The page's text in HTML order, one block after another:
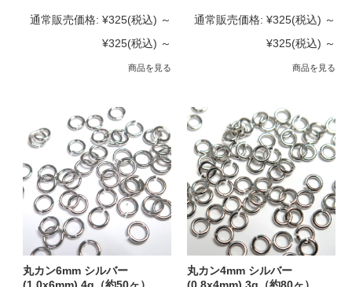
通常販売価格: ¥325(税込) ～
¥325(税込) ～
商品を見る
通常販売価格: ¥325(税込) ～
¥325(税込) ～
商品を見る
丸カン6mm シルバー
丸カン4mm シルバー